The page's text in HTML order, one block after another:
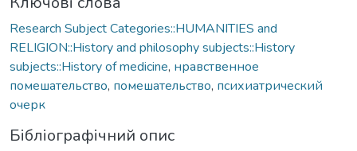
Research Subject Categories::HUMANITIES and
RELIGION::History and philosophy subjects::History
subjects::History of medicine, нравственное
помешательство, помешательство, психиатрический
очерк
Бібліографічний опис